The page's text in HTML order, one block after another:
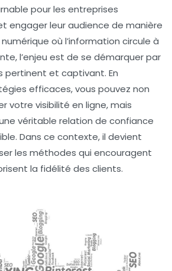
pour les entreprises
engagerleur audience de manière
où l’information circule à
l’enjeu est de se démarquer par
pertinent et captivant. En
efficaces, vous pouvez non
votre visibilité en ligne, mais
véritable relation de confiance
Dans ce contexte, il devient
les méthodes qui encouragent
la fidélité des clients.